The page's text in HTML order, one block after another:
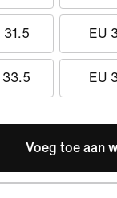
31.5 EU
33.5 EU
Voeg toe aan